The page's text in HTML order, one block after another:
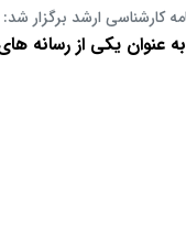
کارشناسی ارشد برگزار شد:
یکی از رسانه